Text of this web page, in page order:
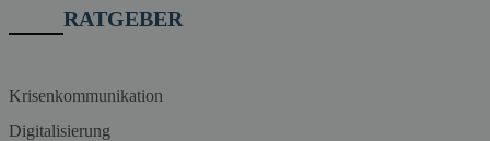
RATGEBER
Krisenkommunikation
Digitalisierung